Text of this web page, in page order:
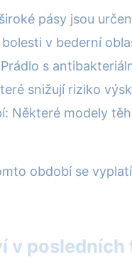
pásy jsou
v bederní
s
snižují riziko
Některé modely
období se
v